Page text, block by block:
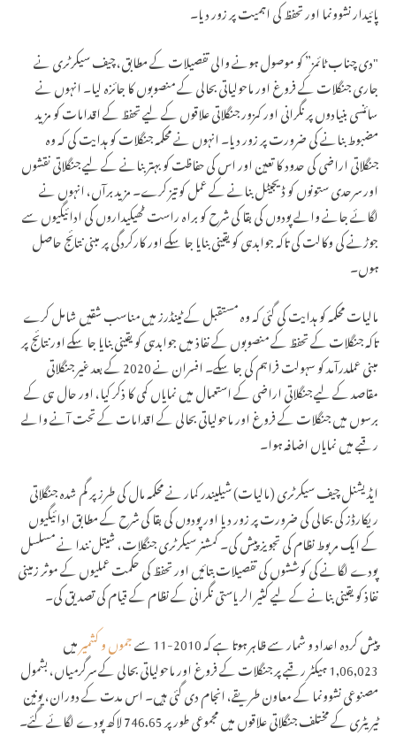
پائیدار نشوونما اور تحفظ کی اہمیت پر زور دیا۔
"دی چناب ٹائمز” کو موصول ہونے والی تفصیلات کے مطابق، چیف سیکرٹری نے
جاری جنگلات کے فروغ اور ماحولیاتی بحالی کے منصوبوں کا جائزہ لیا۔ انہوں نے
سائنسی بنیادوں پر نگرانی اور کمزور جنگلاتی علاقوں کے لیے تحفظ کے اقدامات کو مزید
مضبوط بنانے کی ضرورت پر زور دیا۔ انہوں نے محکمہ جنگلات کو ہدایت کی کہ وہ
جنگلاتی اراضی کی حدود کا تعین اور اس کی حفاظت کو بہتر بنانے کے لیے جنگلاتی نقشوں
اور سرحدی ستونوں کو ڈیجیٹل بنانے کے عمل کو تیز کرے۔ مزید برآں، انہوں نے
لگائے جانے والے پودوں کی بقا کی شرح کو براہ راست ٹھیکیداروں کی ادائیگیوں سے
جوڑنے کی وکالت کی تاکہ جوابدہی کو یقینی بنایا جا سکے اور کارکردگی پر مبنی نتائج حاصل
ہوں۔
مالیات محکمہ کو ہدایت کی گئی کہ وہ مستقبل کے ٹینڈرز میں مناسب شقیں شامل کرے
تاکہ جنگلات کے تحفظ کے منصوبوں کے نفاذ میں جوابدہی کو یقینی بنایا جا سکے اور نتائج پر
مبنی عملدرآمد کو سہولت فراہم کی جا سکے۔ افسران نے 2020 کے بعد غیر جنگلاتی
مقاصد کے لیے جنگلاتی اراضی کے استعمال میں نمایاں کمی کا ذکر کیا، اور حال ہی کے
برسوں میں جنگلات کے فروغ اور ماحولیاتی بحالی کے اقدامات کے تحت آنے والے
رقبے میں نمایاں اضافہ ہوا۔
ایڈیشنل چیف سیکرٹری (مالیات) شیلیندر کمار نے محکمہ مال کی طرز پر گم شدہ جنگلاتی
ریکارڈز کی بحالی کی ضرورت پر زور دیا اور پودوں کی بقا کی شرح کے مطابق ادائیگیوں
کے ایک مربوط نظام کی تجویز پیش کی۔ کمشنر سیکرٹری جنگلات، شیتل نندا نے مسلسل
پودے لگانے کی کوششوں کی تفصیلات بتائیں اور تحفظ کی حکمت عملیوں کے موثر زمینی
نفاذ کو یقینی بنانے کے لیے کثیر الریاستی نگرانی کے نظام کے قیام کی تصدیق کی۔
پیش کردہ اعداد و شمار سے ظاہر ہوتا ہے کہ 2010-11 سے
جموں و کشمیرمیں
1,06,023 ہیکٹر رقبے پر جنگلات کے فروغ اور ماحولیاتی بحالی کے سرگرمیاں، بشمول
مصنوعی نشوونما کے معاون طریقے، انجام دی گئی ہیں۔ اس مدت کے دوران، یونین
ٹیریٹری کے مختلف جنگلاتی علاقوں میں مجموعی طور پر 746.65 لاکھ پودے لگائے گئے۔